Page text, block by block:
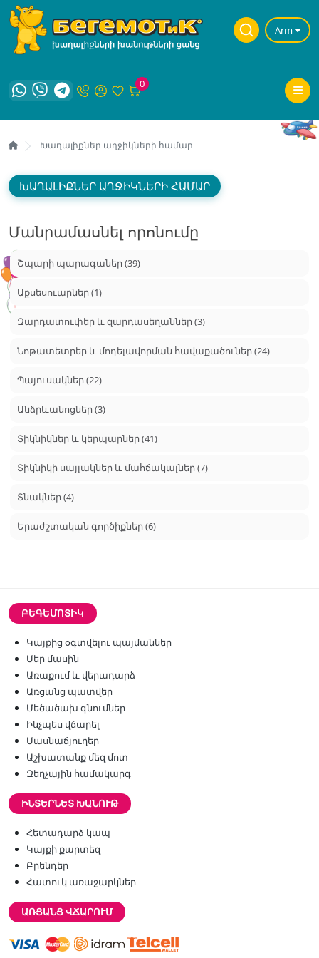
Arm
0
Խաղալիքներ աղջիկների համար
ԽԱՂԱԼԻՔՆԵՐ ԱՂՋԻԿՆԵՐԻ ՀԱՄԱՐ
Մանրամասնել որոնումը
Շպարի պարագաներ (39)
Աքսեսուարներ (1)
Զարդատուփեր և զարդասեղաններ (3)
Նոթատետրեր և մոդելավորման հավաքածուներ (24)
Պայուսակներ (22)
Անձրևանոցներ (3)
Տիկնիկներ և կերպարներ (41)
Տիկնիկի սայլակներ և մահճակալներ (7)
Տնակներ (4)
Երաժշտական գործիքներ (6)
ԲԵԳԵՄՈՏԻԿ
Կայքից օգտվելու պայմաններ
Մեր մասին
Առաքում և վերադարձ
Առցանց պատվեր
Մեծածախ գնումներ
Ինչպես վճարել
Մասնաճյուղեր
Աշխատանք մեզ մոտ
Զեղչային համակարգ
ԻՆՏԵՐՆԵՏ ԽԱՆՈՒԹ
Հետադարձ կապ
Կայքի քարտեզ
Բրենդեր
Հատուկ առաջարկներ
ԱՌՑԱՆՑ ՎՃԱՐՈՒՄ